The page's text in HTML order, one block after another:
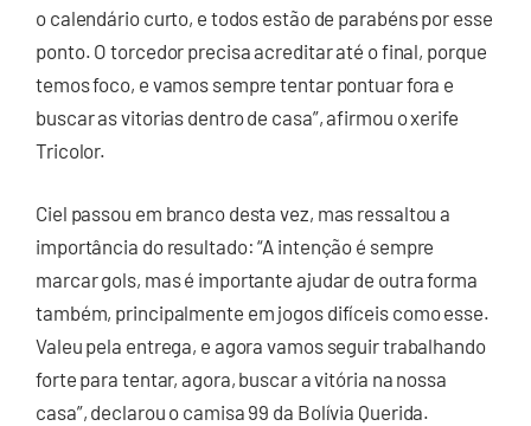
o calendário curto, e todos estão de parabéns por esse
ponto. O torcedor precisa acreditar até o final, porque
temos foco, e vamos sempre tentar pontuar fora e
buscar as vitorias dentro de casa”, afirmou o xerife
Tricolor.
Ciel passou em branco desta vez, mas ressaltou a
importância do resultado: “A intenção é sempre
marcar gols, mas é importante ajudar de outra forma
também, principalmente em jogos difíceis como esse.
Valeu pela entrega, e agora vamos seguir trabalhando
forte para tentar, agora, buscar a vitória na nossa
casa”, declarou o camisa 99 da Bolívia Querida.